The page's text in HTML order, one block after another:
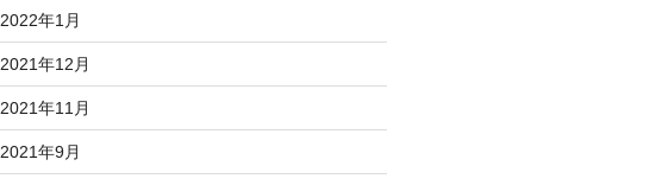
2022年1月
2021年12月
2021年11月
2021年9月